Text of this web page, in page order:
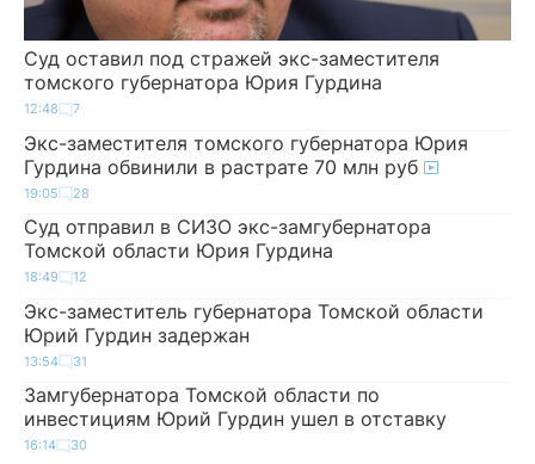
Суд оставил под стражей экс-заместителя
томского губернатора Юрия Гурдина
12:48 7
Экс-заместителя томского губернатора Юрия
Гурдина обвинили в растрате 70 млн руб
19:05 28
Суд отправил в СИЗО экс-замгубернатора
Томской области Юрия Гурдина
18:49 12
Экс-заместитель губернатора Томской области
Юрий Гурдин задержан
13:54 31
Замгубернатора Томской области по
инвестициям Юрий Гурдин ушел в отставку
16:14 30